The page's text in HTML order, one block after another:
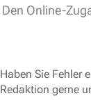
Den Online-
Haben Sie Fehler
Redaktion gerne